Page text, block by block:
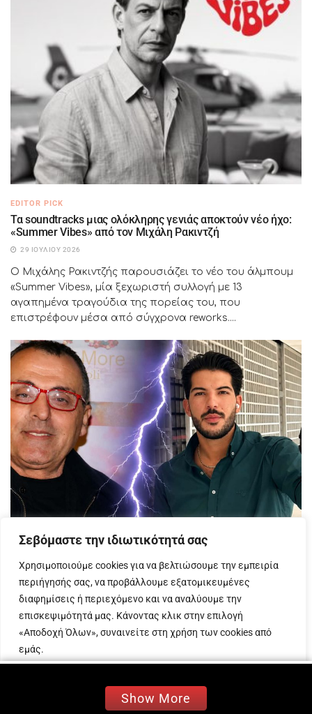
Σεβόμαστε την ιδιωτικότητά σας
Χρησιμοποιούμε cookies για να βελτιώσουμε την εμπειρία
περιήγησής σας, να προβάλλουμε εξατομικευμένες
διαφημίσεις ή περιεχόμενο και να αναλύουμε την
επισκεψιμότητά μας. Κάνοντας κλικ στην επιλογή
«Αποδοχή Όλων», συναινείτε στη χρήση των cookies από
εμάς.
Απόρριψη όλων
EDITOR PICK
Τα soundtracks μιας ολόκληρης γενιάς αποκτούν νέο ήχο:
«Summer Vibes» από τον Μιχάλη Ρακιντζή
29 ΙΟΥΛΊΟΥ 2026
Ο Μιχάλης Ρακιντζής παρουσιάζει το νέο του άλμπουμ
«Summer Vibes», μία ξεχωριστή συλλογή με 13
αγαπημένα τραγούδια της πορείας του, που
επιστρέφουν μέσα από σύγχρονα reworks....
EDITOR PICK
Ρακιτζής για Γιάννη Μαλλιαρό: «Έφαγε πόρτα από τον
ΑΝΤ1 – Αν ήταν καλός, δεν θα τον άφηνε η Κουτσελίνη»
22 ΙΟΥΛΊΟΥ 2026
Έντονη ήταν η τοποθέτηση του Θοδωρή Ρακιτζή για τον
Μαλλιαρό, με αφορμή τις πρόσφατες εξελίξεις στον
τηλεοπτικό χώρο. Συγκεκριμένα, ανέφερε:...
Show More